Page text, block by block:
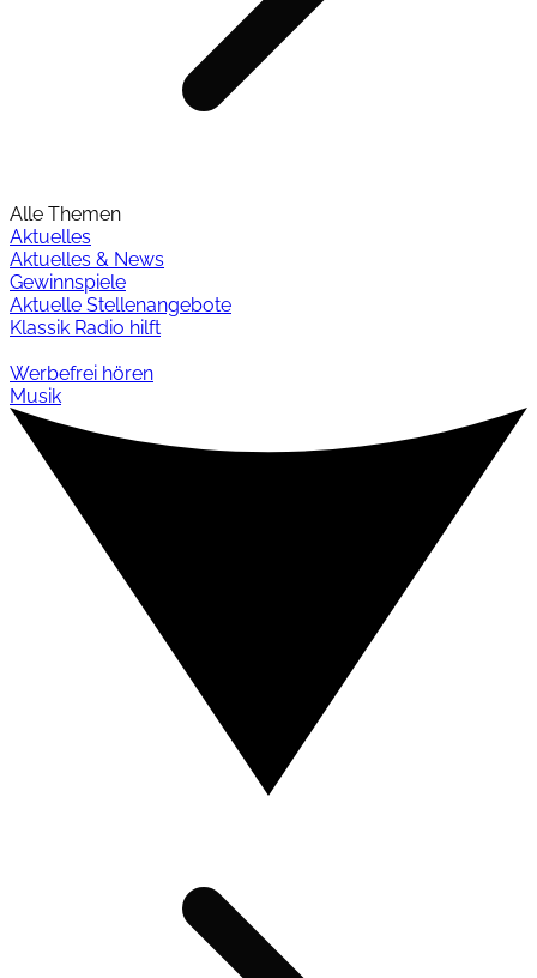
Alle Themen
Aktuelles
Aktuelles & News
Gewinnspiele
Aktuelle Stellenangebote
Klassik Radio hilft
Werbefrei hören
Musik